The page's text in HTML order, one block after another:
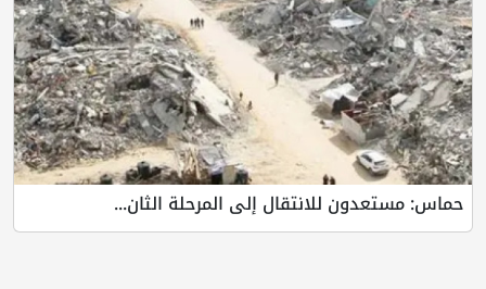
حماس: مستعدون للانتقال إلى المرحلة الثان...